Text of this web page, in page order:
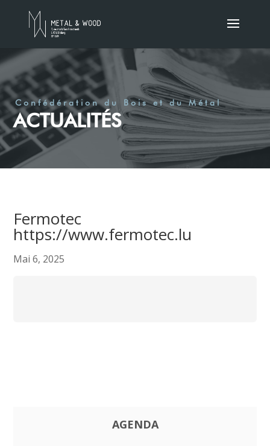
Confédération du Bois et du Métal
ACTUALITÉS
Fermotec
https://www.fermotec.lu
Mai 6, 2025
AGENDA